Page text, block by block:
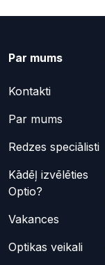
Par mums
Kontakti
Par mums
Redzes speciālisti
Kādēļ izvēlēties
Optio?
Vakances
Optikas veikali